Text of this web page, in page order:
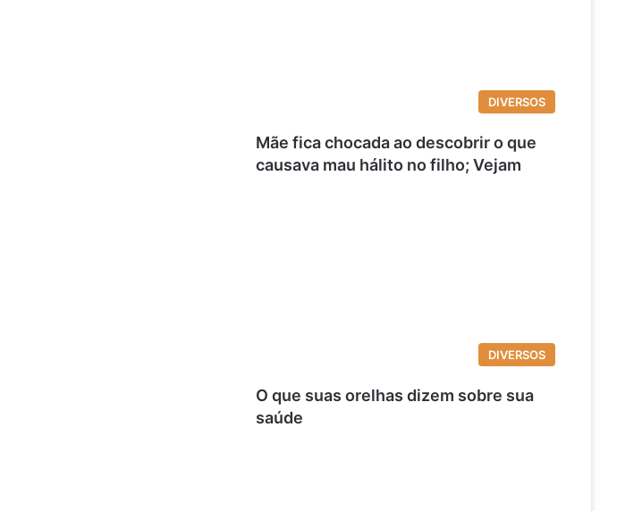
DIVERSOS
Mãe fica chocada ao descobrir o que
causava mau hálito no filho; Vejam
DIVERSOS
O que suas orelhas dizem sobre sua
saúde